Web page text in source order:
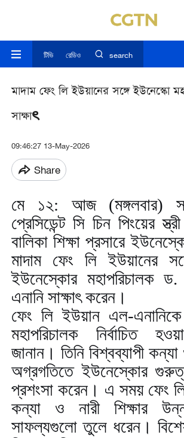
টিভি রেডিও search
মাদাম ফেং লি ইউয়ানের সঙ্গে ইউনেস্কো
সাক্ষাৎ
09:46:27 13-May-2026
Share
মে ১২: আজ (মঙ্গলবার)
প্রেসিডেন্ট সি চিন পিংয়ের
বালিকা শিক্ষা প্রসারে
মাদাম ফেং লি ইউয়ানের
ইউনেস্কোর মহাপরিচালক
এনানি সাক্ষাৎ করেন।
ফেং লি ইউয়ান এল-
মহাপরিচালক নির্বাচিত
জানান। তিনি বিশ্বব্যাপী কন্যা
অগ্রগতিতে ইউনেস্কোর
প্রশংসা করেন। এ সময় ফেং
কন্যা ও নারী শিক্ষার
সাফল্যগুলো তুলে ধরেন।